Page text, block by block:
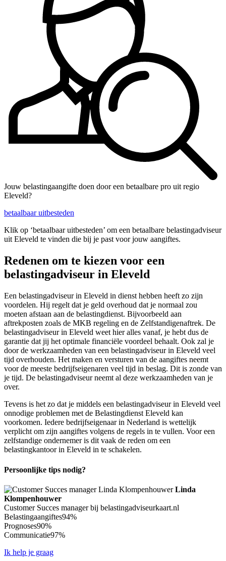
Jouw belastingaangifte doen door een betaalbare pro uit regio
Eleveld?
betaalbaar uitbesteden
Klik op ‘betaalbaar uitbesteden’ om een betaalbare belastingadviseur
uit Eleveld te vinden die bij je past voor jouw aangiftes.
Redenen om te kiezen voor een
belastingadviseur in Eleveld
Een belastingadviseur in Eleveld in dienst hebben heeft zo zijn
voordelen. Hij regelt dat je geld overhoud dat je normaal zou
moeten afstaan aan de belastingdienst. Bijvoorbeeld aan
aftrekposten zoals de MKB regeling en de Zelfstandigenaftrek. De
belastingadviseur in Eleveld weet hier alles vanaf, je hebt dus de
garantie dat jij het optimale financiële voordeel behaalt. Ook zal je
door de werkzaamheden van een belastingadviseur in Eleveld veel
tijd overhouden. Het maken en versturen van de aangiftes neemt
voor de meeste bedrijfseigenaren veel tijd in beslag. Dit is zonde van
je tijd. De belastingadviseur neemt al deze werkzaamheden van je
over.
Tevens is het zo dat je middels een belastingadviseur in Eleveld veel
onnodige problemen met de Belastingdienst Eleveld kan
voorkomen. Iedere bedrijfseigenaar in Nederland is wettelijk
verplicht om zijn aangiftes volgens de regels in te vullen. Voor een
zelfstandige ondernemer is dit vaak de reden om een
belastingkantoor in Eleveld in te schakelen.
Persoonlijke tips nodig?
Linda
Klompenhouwer
Customer Succes manager bij belastingadviseurkaart.nl
Belastingaangiftes94%
Prognoses90%
Communicatie97%
Ik help je graag